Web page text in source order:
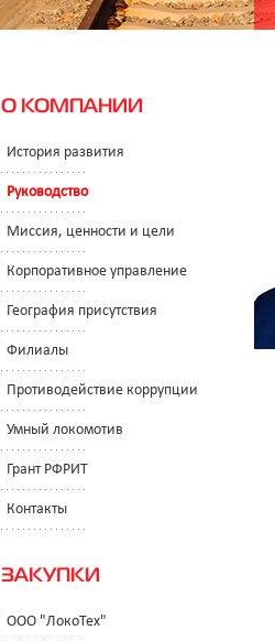
О КОМПАНИИ
История развития
Руководство
Миссия, ценности и цели
Корпоративное управление
География присутствия
Филиалы
Противодействие коррупции
Умный локомотив
Грант РФРИТ
Контакты
ЗАКУПКИ
ООО "ЛокоТех"